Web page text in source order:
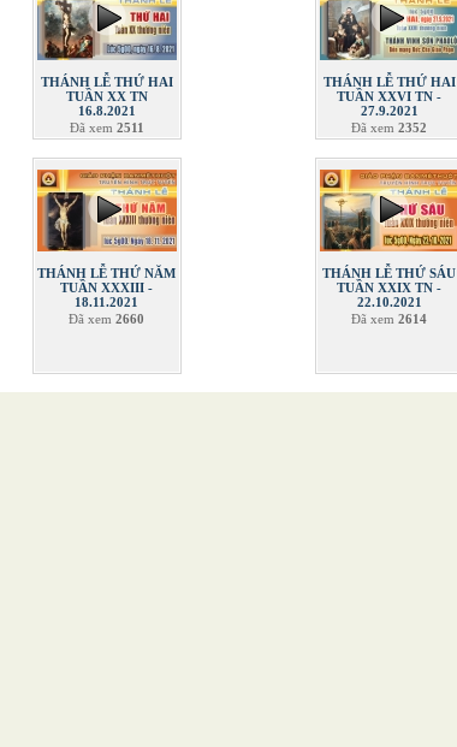
THÁNH LỄ THỨ HAI
TUẦN XX TN
16.8.2021
Đã xem 2511
THÁNH LỄ THỨ HAI
TUẦN XXVI TN -
27.9.2021
Đã xem2352
THÁNH LỄ THỨ NĂM
TUẦN XXXIII -
18.11.2021
Đã xem2660
THÁNH LỄ THỨ SÁU
TUẦN XXIX TN -
22.10.2021
Đã xem2614